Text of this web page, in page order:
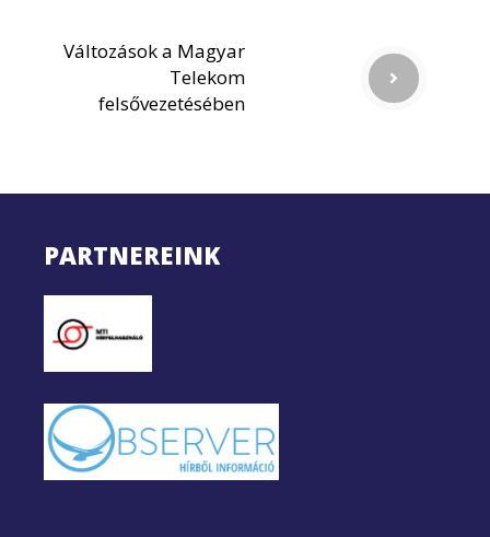
Változások a Magyar
Telekom
felsővezetésében
PARTNEREINK